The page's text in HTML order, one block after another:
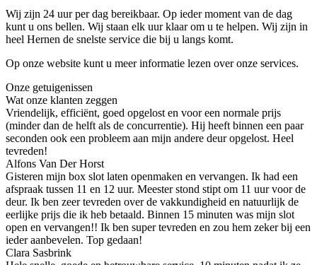
Wij zijn 24 uur per dag bereikbaar. Op ieder moment van de dag
kunt u ons bellen. Wij staan elk uur klaar om u te helpen. Wij zijn in
heel Hernen de snelste service die bij u langs komt.
Op onze website kunt u meer informatie lezen over onze services.
Onze getuigenissen
Wat onze klanten zeggen
Vriendelijk, efficiënt, goed opgelost en voor een normale prijs
(minder dan de helft als de concurrentie). Hij heeft binnen een paar
seconden ook een probleem aan mijn andere deur opgelost. Heel
tevreden!
Alfons Van Der Horst
Gisteren mijn box slot laten openmaken en vervangen. Ik had een
afspraak tussen 11 en 12 uur. Meester stond stipt om 11 uur voor de
deur. Ik ben zeer tevreden over de vakkundigheid en natuurlijk de
eerlijke prijs die ik heb betaald. Binnen 15 minuten was mijn slot
open en vervangen!! Ik ben super tevreden en zou hem zeker bij een
ieder aanbevelen. Top gedaan!
Clara Sasbrink